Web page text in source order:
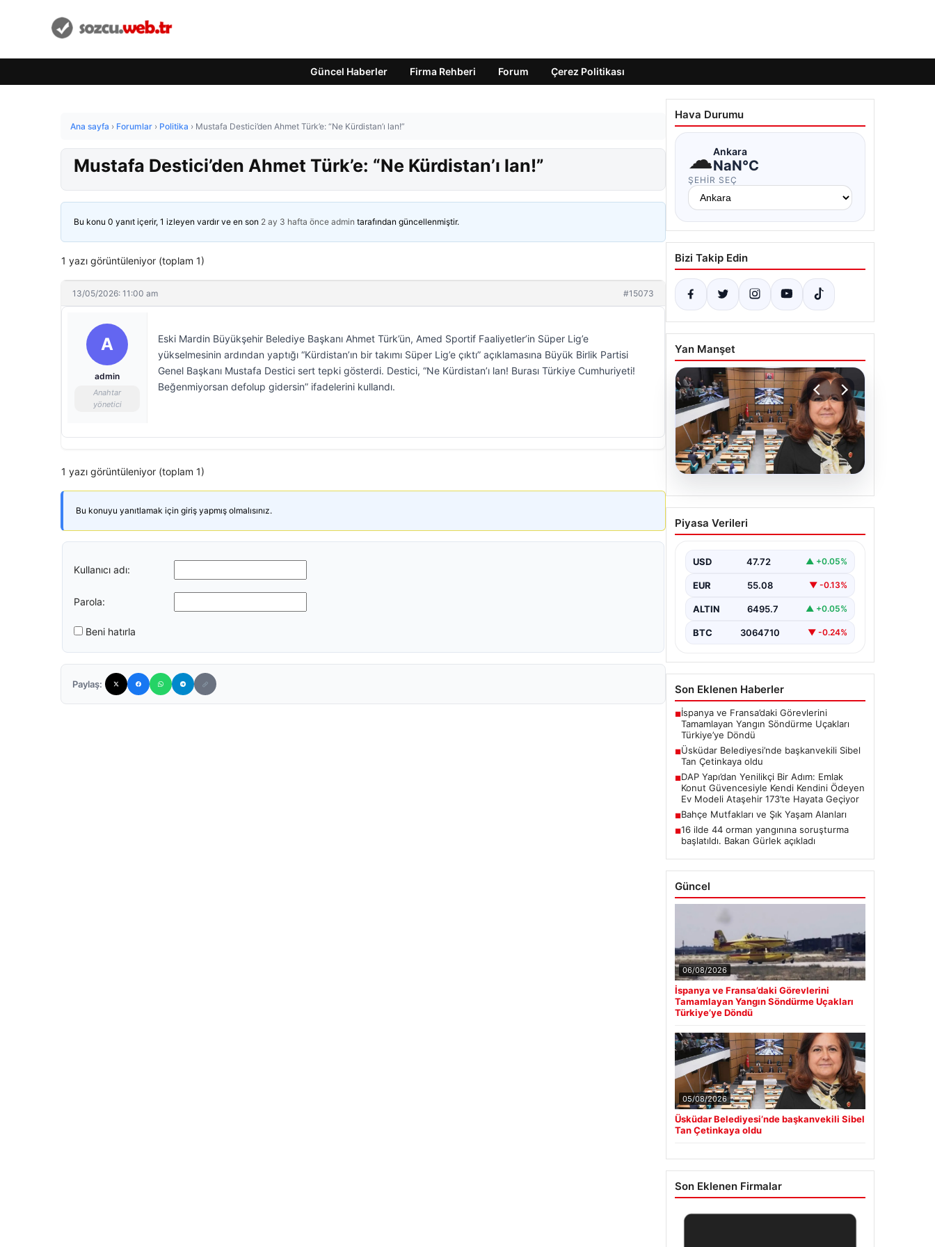
Güncel Haberler Firma Rehberi Forum Çerez Politikası
Ana sayfa › Forumlar › Politika › Mustafa Destici’den Ahmet Türk’e: “Ne Kürdistan’ı lan!”
Mustafa Destici’den Ahmet Türk’e: “Ne Kürdistan’ı lan!”
Bu konu 0 yanıt içerir, 1 izleyen vardır ve en son 2 ay 3 hafta önce admin tarafından güncellenmiştir.
1 yazı görüntüleniyor (toplam 1)
13/05/2026: 11:00 am #15073
A
admin
Anahtar
yönetici
Eski Mardin Büyükşehir Belediye Başkanı Ahmet Türk’ün, Amed Sportif Faaliyetler’in Süper Lig’e
yükselmesinin ardından yaptığı “Kürdistan’ın bir takımı Süper Lig’e çıktı” açıklamasına Büyük Birlik Partisi
Genel Başkanı Mustafa Destici sert tepki gösterdi. Destici, “Ne Kürdistan’ı lan! Burası Türkiye Cumhuriyeti!
Beğenmiyorsan defolup gidersin” ifadelerini kullandı.
1 yazı görüntüleniyor (toplam 1)
Bu konuyu yanıtlamak için giriş yapmış olmalısınız.
Kullanıcı adı:
Parola:
Beni hatırla
Paylaş:
Hava Durumu
☁Ankara
NaN°C
ŞEHIR SEÇ
Bizi Takip Edin
Yan Manşet
Üsküdar Belediyesi’nde
başkanvekili Sibel Tan
Piyasa Verileri
USD 47.72 ▲ +0.05%
EUR 55.08 ▼ -0.13%
ALTIN 6495.7 ▲ +0.05%
BTC 3064710 ▼ -0.24%
Son Eklenen Haberler
■İspanya ve Fransa’daki Görevlerini
Tamamlayan Yangın Söndürme Uçakları
Türkiye’ye Döndü
■Üsküdar Belediyesi’nde başkanvekili Sibel
Tan Çetinkaya oldu
■DAP Yapı’dan Yenilikçi Bir Adım: Emlak
Konut Güvencesiyle Kendi Kendini Ödeyen
Ev Modeli Ataşehir 173’te Hayata Geçiyor
■Bahçe Mutfakları ve Şık Yaşam Alanları
■16 ilde 44 orman yangınına soruşturma
başlatıldı. Bakan Gürlek açıkladı
Güncel
06/08/2026
İspanya ve Fransa’daki Görevlerini
Tamamlayan Yangın Söndürme Uçakları
Türkiye’ye Döndü
05/08/2026
Üsküdar Belediyesi’nde başkanvekili Sibel
Tan Çetinkaya oldu
Son Eklenen Firmalar